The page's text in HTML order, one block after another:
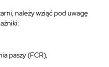
należy wziąć pod uwagę
paszy (FCR),